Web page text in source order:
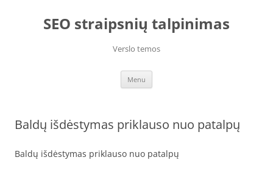
contentSEO straipsnių talpinimas
Verslo temos
Menu
Baldų išdėstymas priklauso nuo patalpų
Baldų išdėstymas priklauso nuo patalpų